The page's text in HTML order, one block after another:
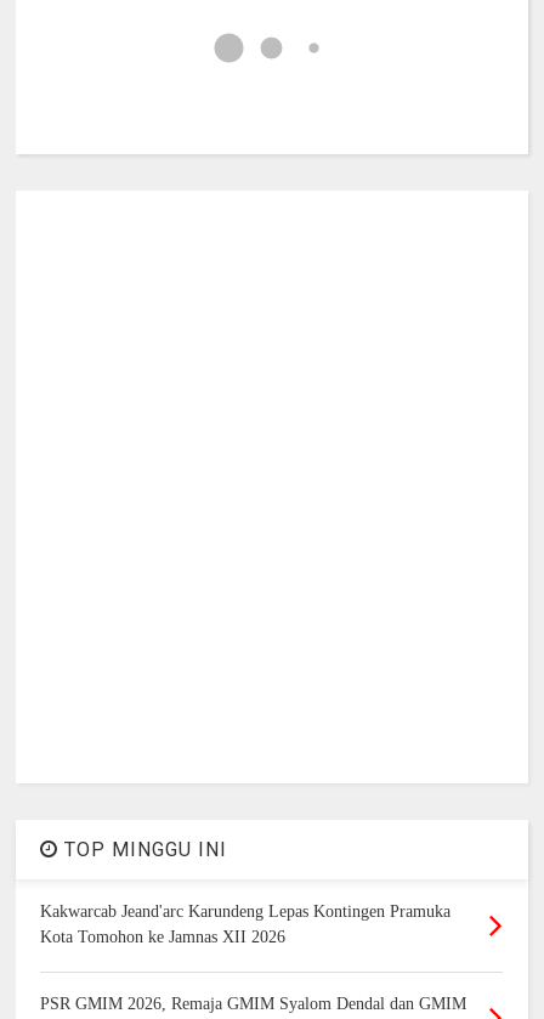
TOP MINGGU INI
Kakwarcab Jeand'arc Karundeng Lepas Kontingen Pramuka
Kota Tomohon ke Jamnas XII 2026
PSR GMIM 2026, Remaja GMIM Syalom Dendal dan GMIM